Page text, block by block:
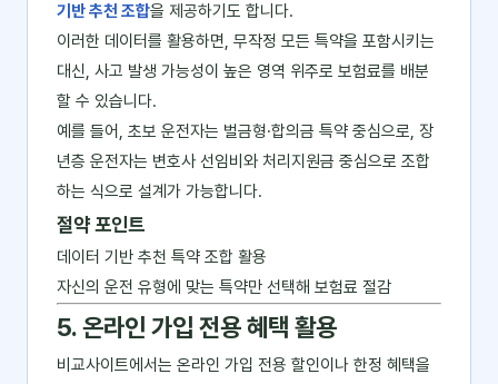
기반 추천 조합을 제공하기도 합니다.
이러한 데이터를 활용하면, 무작정 모든 특약을 포함시키는
대신, 사고 발생 가능성이 높은 영역 위주로 보험료를 배분
할 수 있습니다.
예를 들어, 초보 운전자는 벌금형·합의금 특약 중심으로, 장
년층 운전자는 변호사 선임비와 처리지원금 중심으로 조합
하는 식으로 설계가 가능합니다.
절약 포인트
데이터 기반 추천 특약 조합 활용
자신의 운전 유형에 맞는 특약만 선택해 보험료 절감
5. 온라인 가입 전용 혜택 활용
비교사이트에서는 온라인 가입 전용 할인이나 한정 혜택을